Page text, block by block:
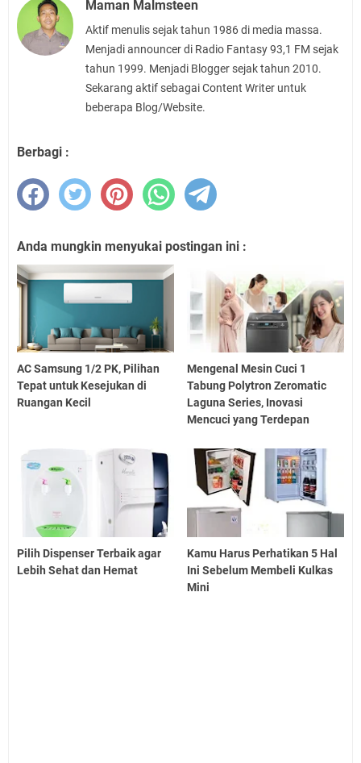
Maman Malmsteen
Aktif menulis sejak tahun 1986 di media massa.
Menjadi announcer di Radio Fantasy 93,1 FM sejak
tahun 1999. Menjadi Blogger sejak tahun 2010.
Sekarang aktif sebagai Content Writer untuk
beberapa Blog/Website.
Berbagi :
Anda mungkin menyukai postingan ini :
AC Samsung 1/2 PK, Pilihan
Tepat untuk Kesejukan di
Ruangan Kecil
Mengenal Mesin Cuci 1
Tabung Polytron Zeromatic
Laguna Series, Inovasi
Mencuci yang Terdepan
Pilih Dispenser Terbaik agar
Lebih Sehat dan Hemat
Kamu Harus Perhatikan 5 Hal
Ini Sebelum Membeli Kulkas
Mini